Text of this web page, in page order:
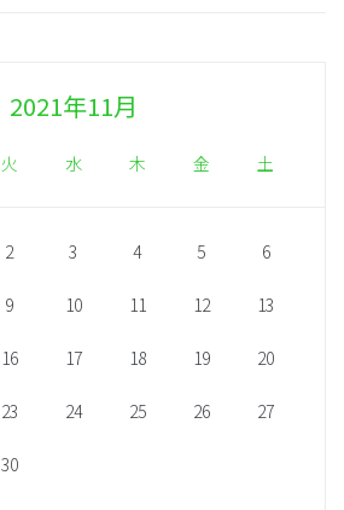
2021年11月
火 水 木 金 土
2 3 4 5 6
9 10 11 12 13
16 17 18 19 20
23 24 25 26 27
30